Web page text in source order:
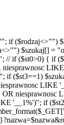
if
$szukaj[] =
if ($st0>0) { if
($st3==1)
'__1%')"; if